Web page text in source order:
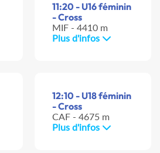
11:20 - U16 féminin
- Cross
MIF - 4410 m
Plus d'infos
12:10 - U18 féminin
- Cross
CAF - 4675 m
Plus d'infos